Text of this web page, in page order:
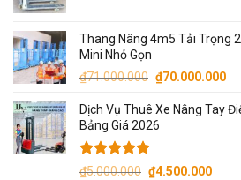
₫9.000.000.là:
Thang Nâng 4m5 Tải Trọng
Mini Nhỏ Gọn
₫71.000.000 Giá
là:
₫71.000.000.
₫70.000.000Giá
tại
Dịch Vụ Thuê Xe Nâng Tay
Bảng Giá 2026
Được xếp
₫5.000.000 Giá
₫4.500.000Giá